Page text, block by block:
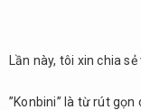
Lần này, tôi xin chia
”Konbini” là từ rút